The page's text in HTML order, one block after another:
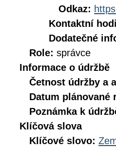
Odkaz:
Kontaktní
Dodatečné
Role: správce
Informace o údržbě
Četnost údržby a
Datum plánované
Poznámka k
Klíčová slova
Klíčové slovo: